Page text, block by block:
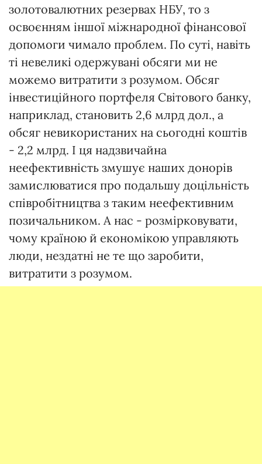
золотовалютних резервах НБУ, то з
освоєнням іншої міжнародної фінансової
допомоги чимало проблем. По суті, навіть
ті невеликі одержувані обсяги ми не
можемо витратити з розумом. Обсяг
інвестиційного портфеля Світового банку,
наприклад, становить 2,6 млрд дол., а
обсяг невикористаних на сьогодні коштів
- 2,2 млрд. І ця надзвичайна
неефективність змушує наших донорів
замислюватися про подальшу доцільність
співробітництва з таким неефективним
позичальником. А нас - розмірковувати,
чому країною й економікою управляють
люди, нездатні не те що заробити,
витратити з розумом.